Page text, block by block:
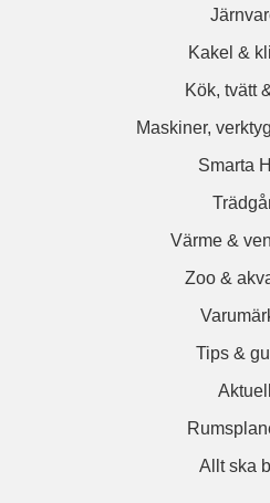
Kakel &
Kök, tvätt
Maskiner,
Smarta
Värme &
Zoo &
Tips &
Allt ska